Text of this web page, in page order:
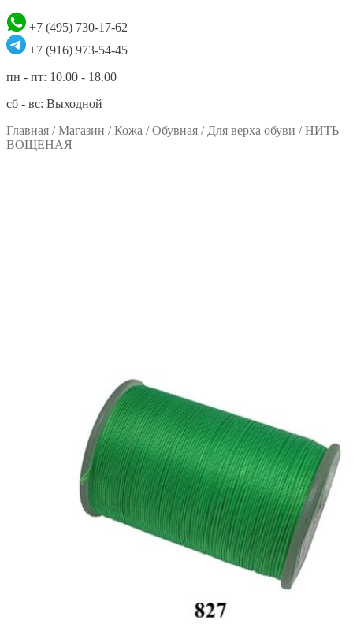
+7 (495) 730-17-62
+7 (916) 973-54-45
пн - пт: 10.00 - 18.00
сб - вс: Выходной
Главная /Магазин /Кожа /Обувная / Для верха обуви /НИТЬ
ВОЩЕНАЯ